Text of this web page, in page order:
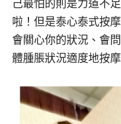
己最怕的則是力道不
啦！但是泰心泰式按
會關心你的狀況、會
體腫脹狀況適度地按